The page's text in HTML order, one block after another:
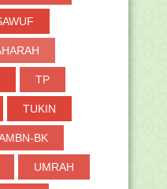
TP
TUKIN
BK
UMRAH